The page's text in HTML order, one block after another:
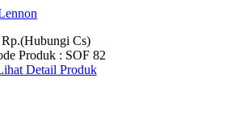
Rp.(Hubungi Cs)
Produk : SOF 82
Detail Produk